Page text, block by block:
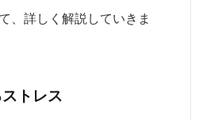
、詳しく解説していきま
トレス